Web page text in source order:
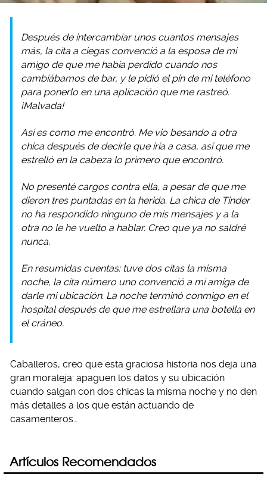
Después de intercambiar unos cuantos mensajes
más, la cita a ciegas convenció a la esposa de mi
amigo de que me había perdido cuando nos
cambiábamos de bar, y le pidió el pin de mi teléfono
para ponerlo en una aplicación que me rastreó.
¡Malvada!
Así es como me encontró. Me vio besando a otra
chica después de decirle que iría a casa, así que me
estrelló en la cabeza lo primero que encontró.
No presenté cargos contra ella, a pesar de que me
dieron tres puntadas en la herida. La chica de Tinder
no ha respondido ninguno de mis mensajes y a la
otra no le he vuelto a hablar. Creo que ya no saldré
nunca.
En resumidas cuentas: tuve dos citas la misma
noche, la cita número uno convenció a mi amiga de
darle mi ubicación. La noche terminó conmigo en el
hospital después de que me estrellara una botella en
el cráneo.
Caballeros, creo que esta graciosa historia nos deja una
gran moraleja: apaguen los datos y su ubicación
cuando salgan con dos chicas la misma noche y no den
más detalles a los que están actuando de
casamenteros…
Artículos Recomendados